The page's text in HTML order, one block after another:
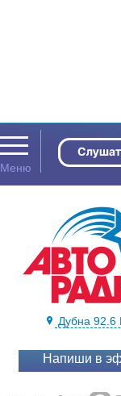
Дубна 92.6
Напиши в